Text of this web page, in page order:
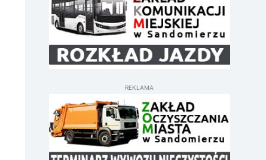
REKLAMA